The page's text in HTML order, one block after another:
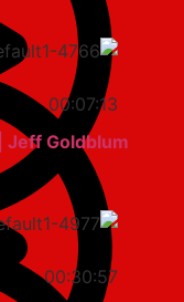
00:07:13
late | Jeff Goldblum
00:30:57